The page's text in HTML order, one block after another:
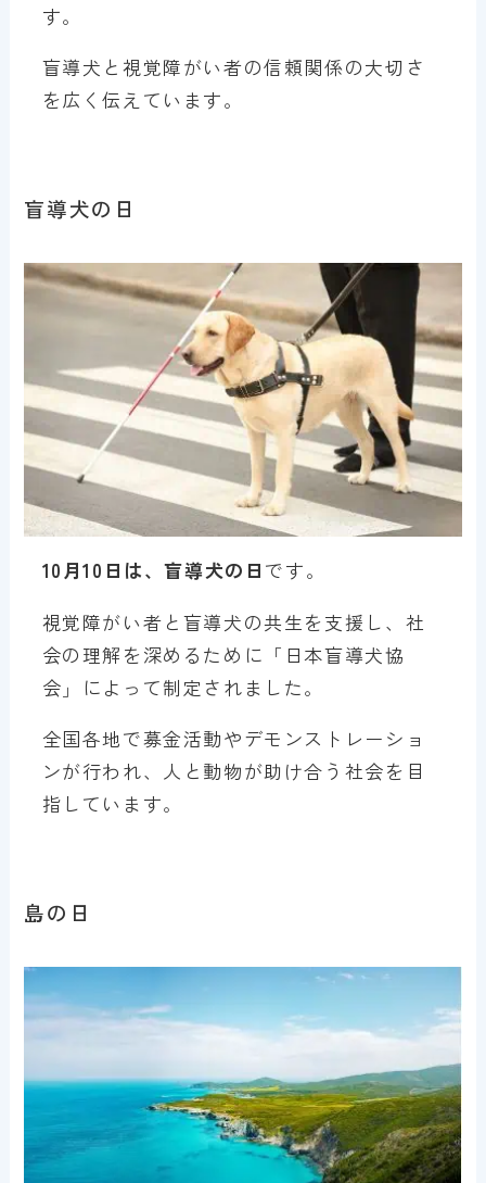
す。
盲導犬と視覚障がい者の信頼関係の大切さ
を広く伝えています。
盲導犬の日
10月10日は、盲導犬の日 です。
視覚障がい者と盲導犬の共生を支援し、社
会の理解を深めるために「日本盲導犬協
会」によって制定されました。
全国各地で募金活動やデモンストレーショ
ンが行われ、人と動物が助け合う社会を目
指しています。
島の日